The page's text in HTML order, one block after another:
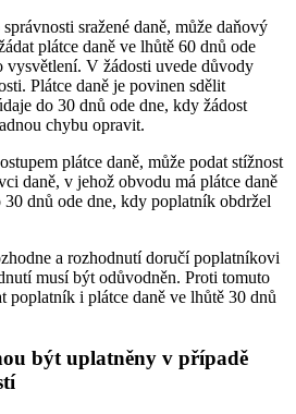
sražené daně, může daňový
plátce daně ve lhůtě 60 dnů ode
vysvětlení. V žádosti uvede důvody
Plátce daně je povinen sdělit
do 30 dnů ode dne, kdy žádost
chybu opravit.
plátce daně, může podat stížnost
daně, v jehož obvodu má plátce daně
dnů ode dne, kdy poplatník obdržel
a rozhodnutí doručí poplatníkovi
musí být odůvodněn. Proti tomuto
poplatník i plátce daně ve lhůtě 30 dnů
být uplatněny v případě